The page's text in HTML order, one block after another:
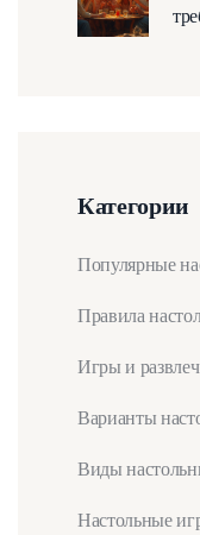
Категории
Популярные
Правила
Игры и
Варианты
Виды
Настольные